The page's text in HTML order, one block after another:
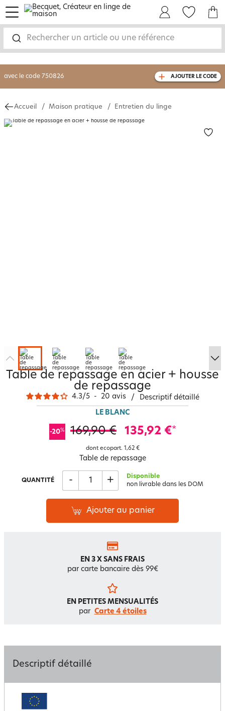
Rechercher un article ou une référence
menu
-30% sur votre commandedès 2 articles
livraison GRATUITEdès 110€ d'achat
avec le code 750826 AJOUTER LE CODE
Accueil Maison pratique Entretien du linge
Table de repassage en acier + housse
de repassage
4.3/5 - 20 avis / Descriptif détaillé
LE BLANC
-20% 169,90 € 135,92 €*
dont ecopart. 1,62 €
Table de repassage
QUANTITÉ - +
Disponible
non livrable dans les DOM
Ajouter au panier
EN 3 X SANS FRAIS
par carte bancaire dès 99€
EN PETITES MENSUALITÉS
par Carte 4 étoiles
Descriptif détaillé